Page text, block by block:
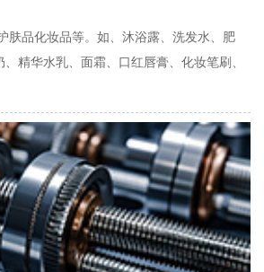
肤品化妆品等。如、沐浴露、洗发水、肥
精华水乳、面霜、口红唇膏、化妆笔刷、